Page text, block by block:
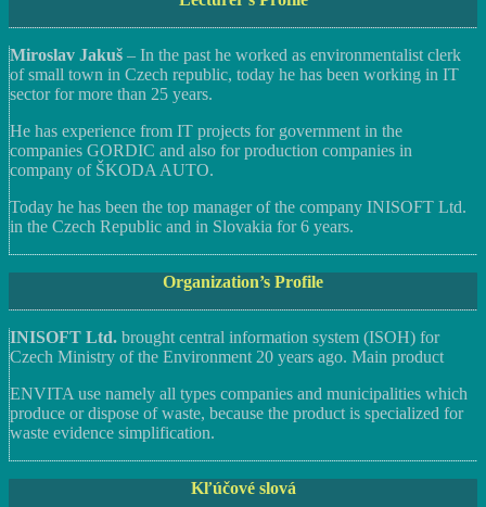
Miroslav Jakuš – In the past he worked as environmentalist clerk
of small town in Czech republic, today he has been working in IT
sector for more than 25 years.
He has experience from IT projects for government in the
companies GORDIC and also for production companies in
company of ŠKODA AUTO.
Today he has been the top manager of the company INISOFT Ltd.
in the Czech Republic and in Slovakia for 6 years.
Organization’s Profile
INISOFT Ltd. brought central information system (ISOH) for
Czech Ministry of the Environment 20 years ago. Main product
ENVITA use namely all types companies and municipalities which
produce or dispose of waste, because the product is specialized for
waste evidence simplification.
Kľúčové slová